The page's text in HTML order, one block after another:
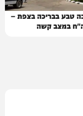
טבע בבריכה בצפת –
במצב קשה